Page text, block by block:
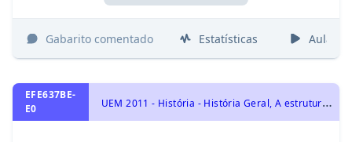
Gabarito comentado Estatísticas Aulas
EFE637BE-
E0
U
EM 2011 - História - História Geral, A estruturação do Estado norte-americano : território, cidadania e política